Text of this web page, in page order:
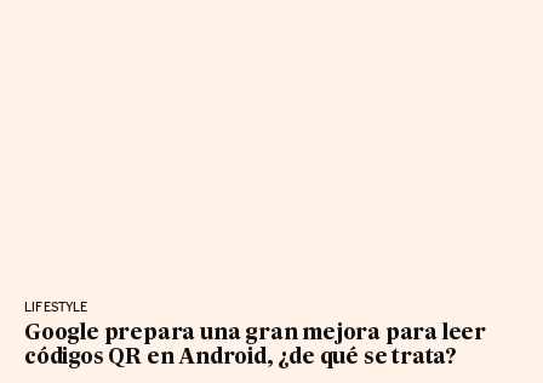
LIFESTYLE
Google prepara una gran mejora para leer
códigos QR en Android, ¿de qué se trata?